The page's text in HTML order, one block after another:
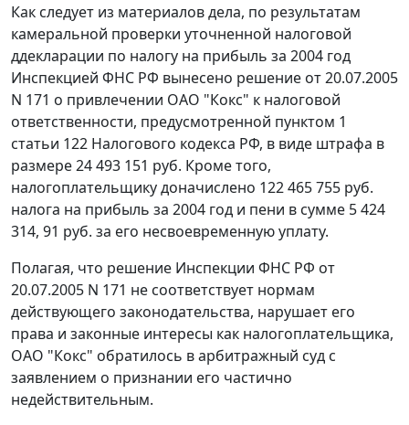
Как следует из материалов дела, по результатам
камеральной проверки уточненной налоговой
ддекларации по налогу на прибыль за 2004 год
Инспекцией ФНС РФ вынесено решение от 20.07.2005
N 171 о привлечении ОАО "Кокс" к налоговой
ответственности, предусмотренной пунктом 1
статьи 122 Налогового кодекса РФ, в виде штрафа в
размере 24 493 151 руб. Кроме того,
налогоплательщику доначислено 122 465 755 руб.
налога на прибыль за 2004 год и пени в сумме 5 424
314, 91 руб. за его несвоевременную уплату.
Полагая, что решение Инспекции ФНС РФ от
20.07.2005 N 171 не соответствует нормам
действующего законодательства, нарушает его
права и законные интересы как налогоплательщика,
ОАО "Кокс" обратилось в арбитражный суд с
заявлением о признании его частично
недействительным.